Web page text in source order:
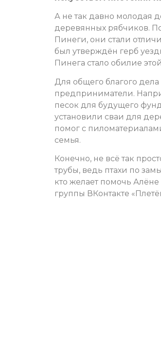
А не так давно молодая
деревянных рябчиков.
Пинеги, они стали
был утверждён герб
Пинега стало обилие
Для общего благого
предприниматели.
песок для будущего
установили сваи для
помог с
семья.
Конечно, не всё так
трубы, ведь птахи по
кто желает помочь Алёне
группы ВКонтакте